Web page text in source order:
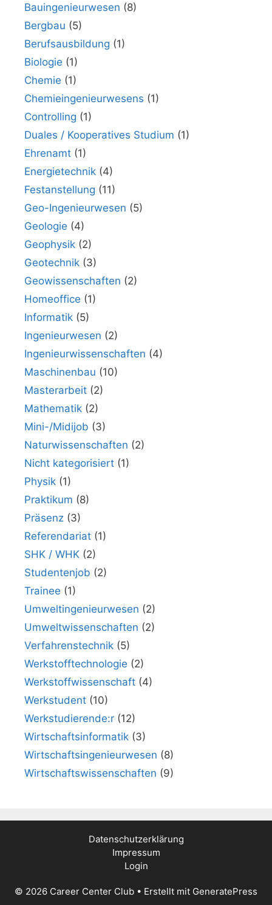
Bauingenieurwesen (8)
Bergbau (5)
Berufsausbildung (1)
Biologie (1)
Chemie (1)
Chemieingenieurwesens (1)
Controlling (1)
Duales / Kooperatives Studium (1)
Ehrenamt (1)
Energietechnik (4)
Festanstellung (11)
Geo-Ingenieurwesen (5)
Geologie (4)
Geophysik (2)
Geotechnik (3)
Geowissenschaften (2)
Homeoffice (1)
Informatik (5)
Ingenieurwesen (2)
Ingenieurwissenschaften (4)
Maschinenbau (10)
Masterarbeit (2)
Mathematik (2)
Mini-/Midijob (3)
Naturwissenschaften (2)
Nicht kategorisiert (1)
Physik (1)
Praktikum (8)
Präsenz (3)
Referendariat (1)
SHK / WHK (2)
Studentenjob (2)
Trainee (1)
Umweltingenieurwesen (2)
Umweltwissenschaften (2)
Verfahrenstechnik (5)
Werkstofftechnologie (2)
Werkstoffwissenschaft (4)
Werkstudent (10)
Werkstudierende:r (12)
Wirtschaftsinformatik (3)
Wirtschaftsingenieurwesen (8)
Wirtschaftswissenschaften (9)
Datenschutzerklärung
Impressum
Login
© 2026 Career Center Club • Erstellt mit GeneratePress